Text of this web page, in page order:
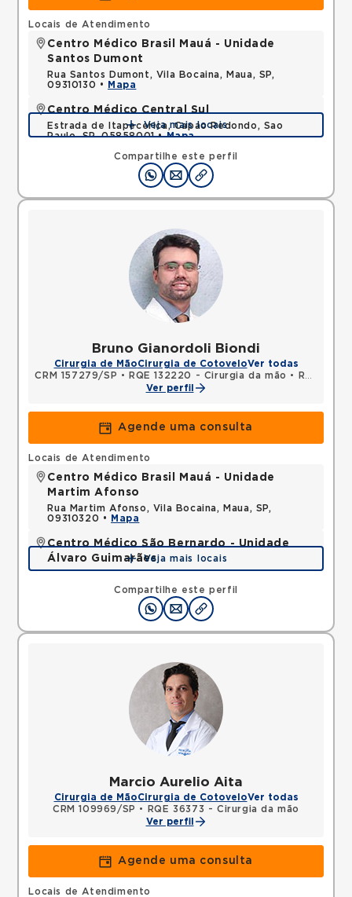
Compartilhe este perfil
Locais de Atendimento
Centro Médico Brasil Mauá - Unidade
Santos Dumont
Rua Santos Dumont, Vila Bocaina, Maua, SP,
09310130 •
Mapa
Centro Médico Central Sul
Estrada de Itapecerica, Capao Redondo, Sao
Paulo, SP, 05858001 •Mapa
Veja mais locais
Bruno Gianordoli Biondi
Cirurgia de MãoCirurgia de CotoveloVer todas
CRM 157279/SP • RQE 132220 - Cirurgia da mão •
RQE 142332 - Ortopedia e traumatologia
Ver perfil
Agende uma consulta
Compartilhe este perfil
Locais de Atendimento
Centro Médico Brasil Mauá - Unidade
Martim Afonso
Rua Martim Afonso, Vila Bocaina, Maua, SP,
09310320 •
Mapa
Centro Médico São Bernardo - Unidade
Álvaro Guimarães
Avenida Alvaro Guimaraes, Assuncao, Sao Bernardo
do Campo, SP, 09810010 •
Mapa
Veja mais locais
Marcio Aurelio Aita
Cirurgia de MãoCirurgia de CotoveloVer todas
CRM 109969/SP •
RQE 36373 - Cirurgia da mão
Ver perfil
Agende uma consulta
Locais de Atendimento